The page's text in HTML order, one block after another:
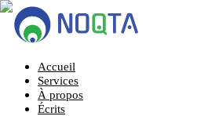
Accueil
Services
À propos
Écrits